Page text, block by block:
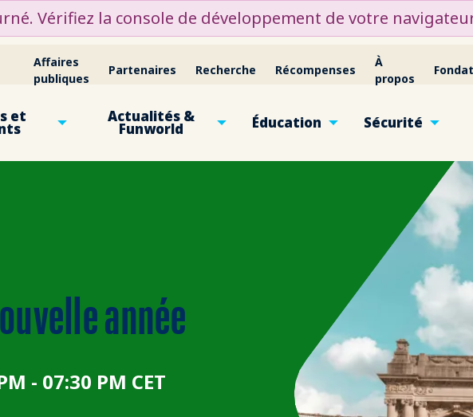
Vérifiez la console de développement de votre
Affaires
publiques
Partenaires Recherche Récompenses
À
propos
et Actualités &
Funworld Éducation Sécurité
année
- 07:30 PM CET